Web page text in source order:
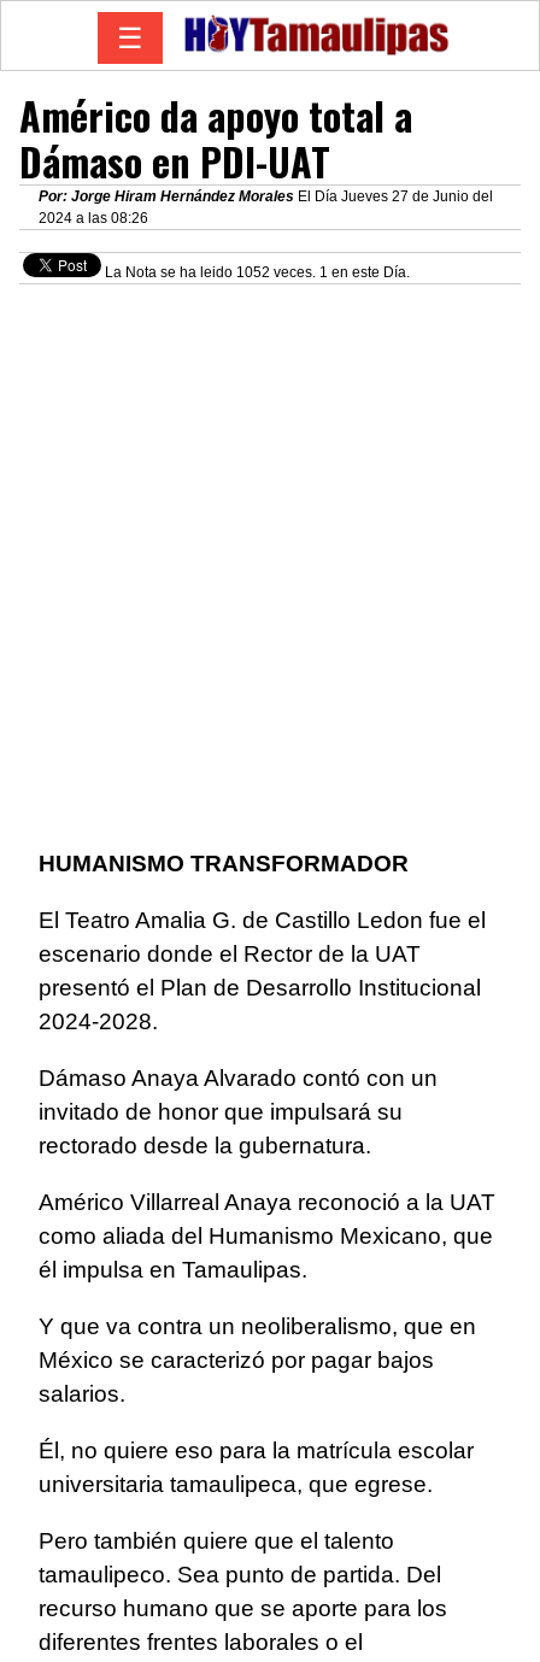
☰
Américo da apoyo total a
Dámaso en PDI-UAT
Por: Jorge Hiram Hernández Morales El Día Jueves 27 de Junio del
2024 a las 08:26
La Nota se ha leido 1052 veces. 1 en este Día.
HUMANISMO TRANSFORMADOR
El Teatro Amalia G. de Castillo Ledon fue el
escenario donde el Rector de la UAT
presentó el Plan de Desarrollo Institucional
2024-2028.
Dámaso Anaya Alvarado contó con un
invitado de honor que impulsará su
rectorado desde la gubernatura.
Américo Villarreal Anaya reconoció a la UAT
como aliada del Humanismo Mexicano, que
él impulsa en Tamaulipas.
Y que va contra un neoliberalismo, que en
México se caracterizó por pagar bajos
salarios.
Él, no quiere eso para la matrícula escolar
universitaria tamaulipeca, que egrese.
Pero también quiere que el talento
tamaulipeco. Sea punto de partida. Del
recurso humano que se aporte para los
diferentes frentes laborales o el